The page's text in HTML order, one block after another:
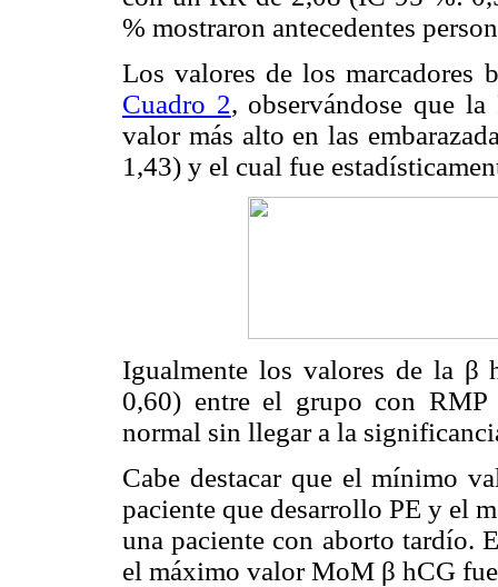
% mostraron antecedentes
Los valores de los marcadores
Cuadro 2, observándose que
valor más alto en las
1,43) y el cual fue
Igualmente los valores de la β
0,60) entre el grupo con
normal sin llegar a la
Cabe destacar que el mínimo
paciente que desarrollo PE y el
una paciente con aborto
el máximo valor MoM β hCG